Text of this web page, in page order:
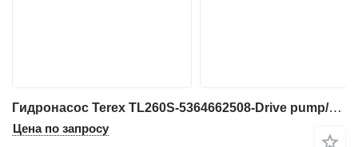
Гидронасос Terex TL260S-5364662508-Drive pump/Fahrpumpe/Rijpomp для фронтального погрузчика
Цена по запросу